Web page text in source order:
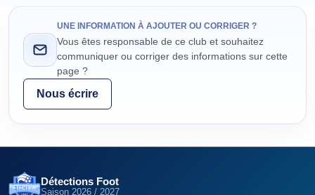
UNE INFORMATION À AJOUTER OU CORRIGER ?
Vous êtes responsable de ce club et souhaitez
communiquer ou corriger des informations sur cette
page ?
Nous écrire
Détections Foot
Saison 2026 / 2027